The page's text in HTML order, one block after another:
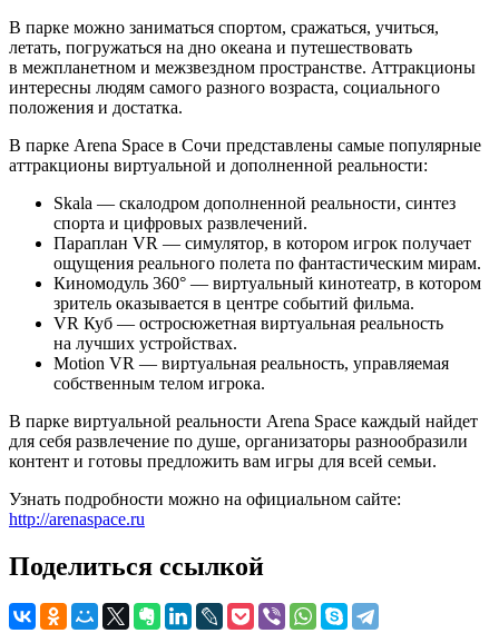
В парке можно заниматься спортом, сражаться, учиться,
летать, погружаться на дно океана и путешествовать
в межпланетном и межзвездном пространстве. Аттракционы
интересны людям самого разного возраста, социального
положения и достатка.
В парке Arena Space в Сочи представлены самые популярные
аттракционы виртуальной и дополненной реальности:
Skala — скалодром дополненной реальности, синтез
спорта и цифровых развлечений.
Параплан VR — симулятор, в котором игрок получает
ощущения реального полета по фантастическим мирам.
Киномодуль 360° — виртуальный кинотеатр, в котором
зритель оказывается в центре событий фильма.
VR Куб — остросюжетная виртуальная реальность
на лучших устройствах.
Motion VR — виртуальная реальность, управляемая
собственным телом игрока.
В парке виртуальной реальности Arena Space каждый найдет
для себя развлечение по душе, организаторы разнообразили
контент и готовы предложить вам игры для всей семьи.
Узнать подробности можно на официальном сайте:
http://arenaspace.ru
Поделиться ссылкой